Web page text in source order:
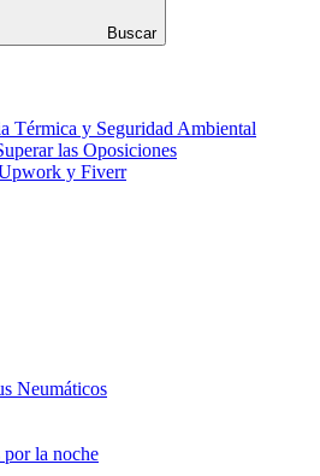
Buscar
Térmica y Seguridad Ambiental
las Oposiciones
y Fiverr
Neumáticos
por la noche